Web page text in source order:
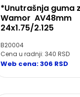
*Unutrašnja guma
Wamor AV48mm
24x1.75/2.125
B20004
Cena u radnji: 340 RSD
Web cena: 306 RSD